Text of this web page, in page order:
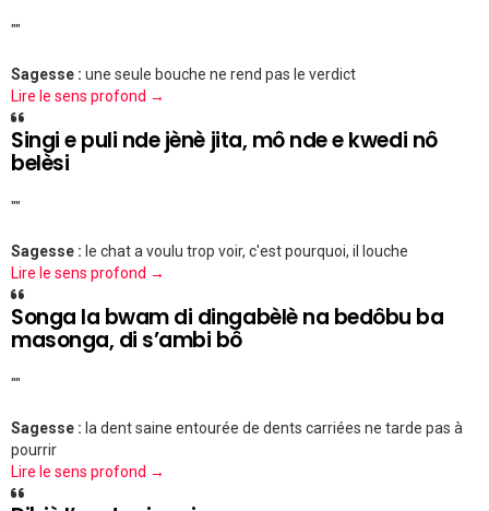
""
Sagesse : une seule bouche ne rend pas le verdict
Lire le sens profond →
Singi e puli nde jènè jita, mô nde e kwedi nô
belèsi
""
Sagesse : le chat a voulu trop voir, c'est pourquoi, il louche
Lire le sens profond →
Songa la bwam di dingabèlè na bedôbu ba
masonga, di s’ambi bô
""
Sagesse : la dent saine entourée de dents carriées ne tarde pas à
pourrir
Lire le sens profond →